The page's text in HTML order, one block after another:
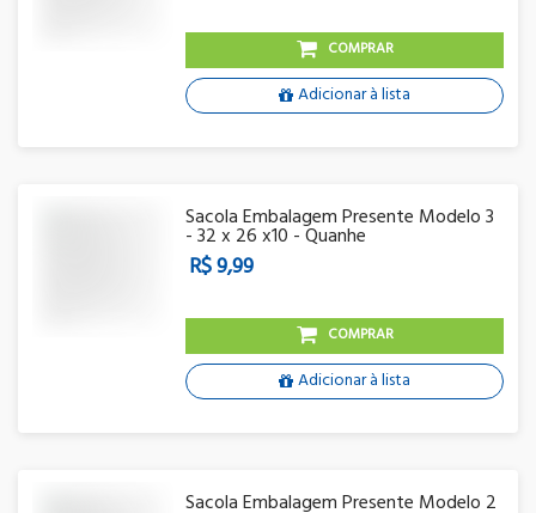
COMPRAR
Adicionar à lista
Sacola Embalagem Presente Modelo 3
- 32 x 26 x10 - Quanhe
R$ 9,99
COMPRAR
Adicionar à lista
Sacola Embalagem Presente Modelo 2